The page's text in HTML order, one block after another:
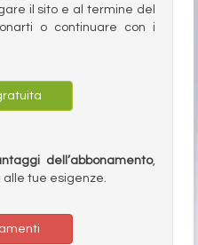
il sito e al termine del
o continuare con i
dell’abbonamento,
tue esigenze.